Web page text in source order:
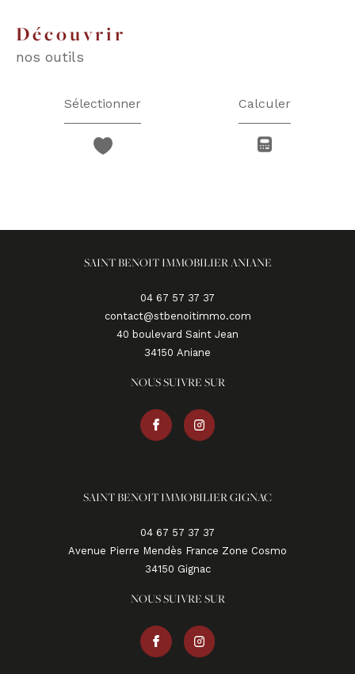
découvrir
nos outils
Sélectionner Calculer
SAINT BENOIT IMMOBILIER ANIANE
04 67 57 37 37
contact@stbenoitimmo.com
40 boulevard Saint Jean
34150
aniane
NOUS SUIVRE SUR
SAINT BENOIT IMMOBILIER GIGNAC
04 67 57 37 37
Avenue Pierre Mendès France Zone Cosmo
34150
gignac
NOUS SUIVRE SUR